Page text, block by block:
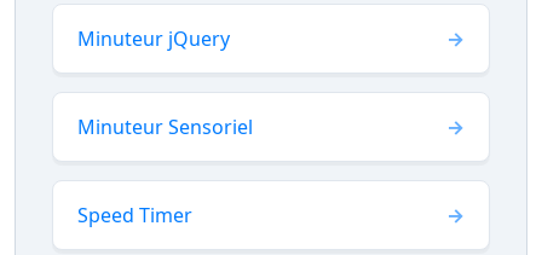
Minuteur jQuery
Minuteur Sensoriel
Speed Timer